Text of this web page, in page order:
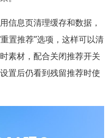
信息页清理缓存和数据，
置推荐”选项，这样可以清
素材，配合关闭推荐开关
置后仍看到残留推荐时使